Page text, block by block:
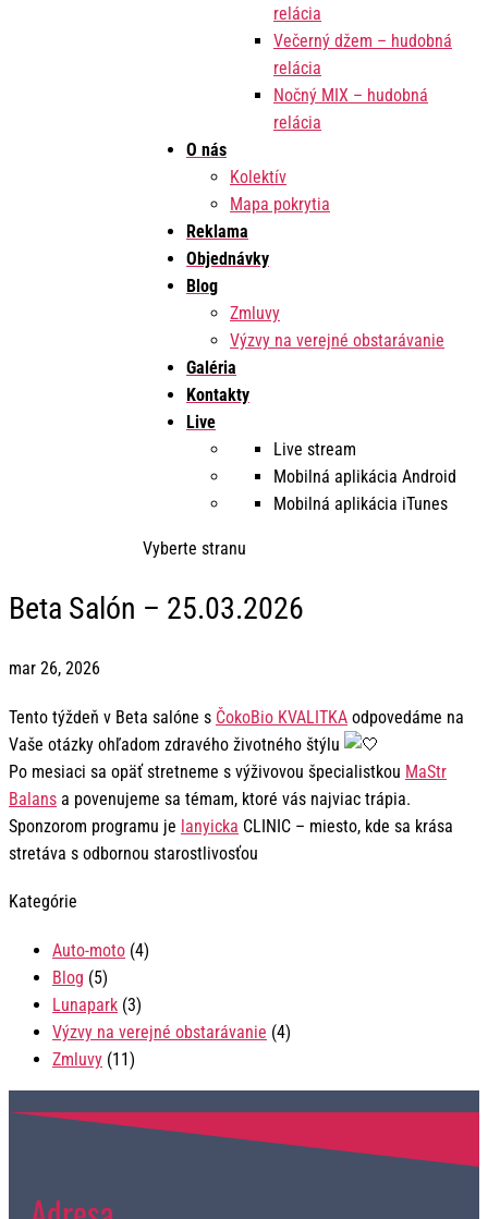
relácia
Večerný džem – hudobná
relácia
Nočný MIX – hudobná
relácia
O nás
Kolektív
Mapa pokrytia
Reklama
Objednávky
Blog
Zmluvy
Výzvy na verejné obstarávanie
Galéria
Kontakty
Live
Live stream
Mobilná aplikácia Android
Mobilná aplikácia iTunes
Vyberte stranu
Beta Salón – 25.03.2026
mar 26, 2026
Tento týždeň v Beta salóne s ČokoBio KVALITKA odpovedáme na
Vaše otázky ohľadom zdravého životného štýlu
Po mesiaci sa opäť stretneme s výživovou špecialistkou MaStr
Balans a povenujeme sa témam, ktoré vás najviac trápia.
Sponzorom programu je lanyicka CLINIC – miesto, kde sa krása
stretáva s odbornou starostlivosťou
Kategórie
Auto-moto (4)
Blog (5)
Lunapark (3)
Výzvy na verejné obstarávanie (4)
Zmluvy (11)